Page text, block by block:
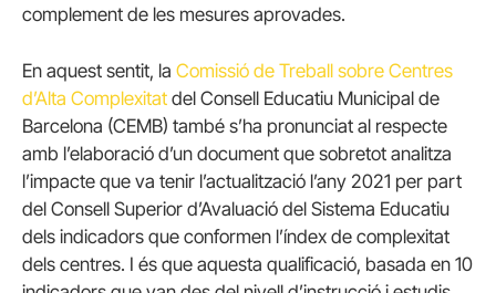
complement de les mesures aprovades.
En aquest sentit, la Comissió de Treball sobre Centres
d’Alta Complexitat del Consell Educatiu Municipal de
Barcelona (CEMB) també s’ha pronunciat al respecte
amb l’elaboració d’un document que sobretot analitza
l’impacte que va tenir l’actualització l’any 2021 per part
del Consell Superior d’Avaluació del Sistema Educatiu
dels indicadors que conformen l’índex de complexitat
dels centres. I és que aquesta qualificació, basada en 10